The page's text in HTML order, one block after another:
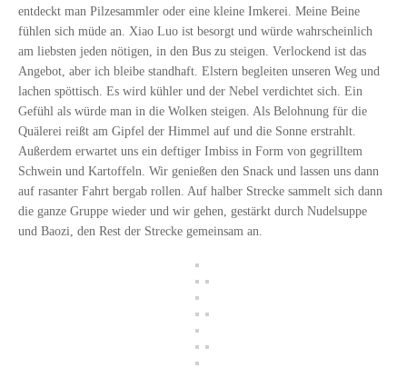
entdeckt man Pilzesammler oder eine kleine Imkerei. Meine Beine
fühlen sich müde an. Xiao Luo ist besorgt und würde wahrscheinlich
am liebsten jeden nötigen, in den Bus zu steigen. Verlockend ist das
Angebot, aber ich bleibe standhaft. Elstern begleiten unseren Weg und
lachen spöttisch. Es wird kühler und der Nebel verdichtet sich. Ein
Gefühl als würde man in die Wolken steigen. Als Belohnung für die
Quälerei reißt am Gipfel der Himmel auf und die Sonne erstrahlt.
Außerdem erwartet uns ein deftiger Imbiss in Form von gegrilltem
Schwein und Kartoffeln. Wir genießen den Snack und lassen uns dann
auf rasanter Fahrt bergab rollen. Auf halber Strecke sammelt sich dann
die ganze Gruppe wieder und wir gehen, gestärkt durch Nudelsuppe
und Baozi, den Rest der Strecke gemeinsam an.